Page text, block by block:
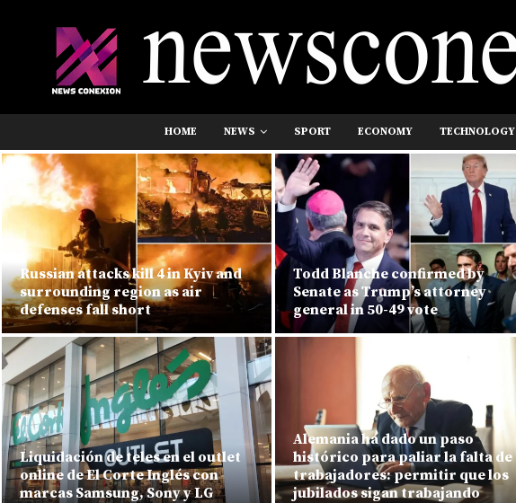
HOME NEWS SPORT ECONOMY TECHNOLOGY
Russian attacks kill 4 in Kyiv and
surrounding region as air
defenses fall short
Liquidación de teles en el outlet
online de El Corte Inglés con
marcas Samsung, Sony y LG
Todd Blanche confirmed by
Senate as Trump’s attorney
general in 50-49 vote
Alemania ha dado un paso
histórico para paliar la falta de
trabajadores: permitir que los
jubilados sigan trabajando